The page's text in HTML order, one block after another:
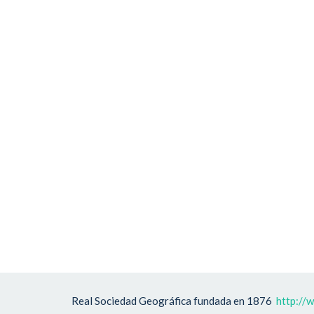
Real Sociedad Geográfica fundada en 1876 http://